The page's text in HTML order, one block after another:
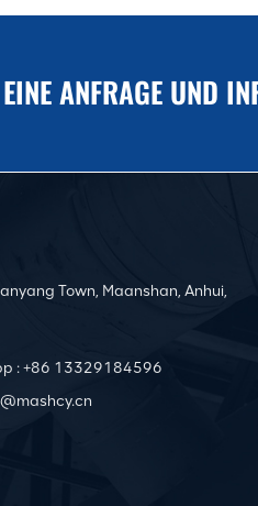
für
Kanäle
Tragbare
ANFRAGE UND
Town, Maanshan, Anhui,
:+86 13329184596